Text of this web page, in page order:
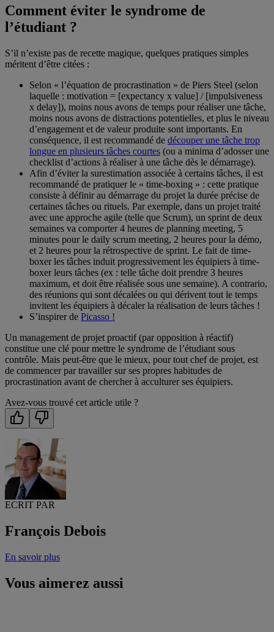
Comment éviter le syndrome de
l’étudiant ?
S’il n’existe pas de recette magique, quelques pratiques simples
méritent d’être citées :
Selon « l’équation de procrastination » de Piers Steel (selon
laquelle : motivation = [expectancy x value] / [impulsiveness
x delay]), moins nous avons de temps pour réaliser une tâche,
moins nous avons de distractions potentielles, et plus le niveau
d’engagement et de valeur produite sont importants. En
conséquence, il est recommandé de découper une tâche trop
longue en plusieurs tâches courtes (ou a minima d’adosser une
checklist d’actions à réaliser à une tâche dès le démarrage).
Afin d’éviter la surestimation associée à certains tâches, il est
recommandé de pratiquer le « time-boxing » : cette pratique
consiste à définir au démarrage du projet la durée précise de
certaines tâches ou rituels. Par exemple, dans un projet traité
avec une approche agile (telle que Scrum), un sprint de deux
semaines va comporter 4 heures de planning meeting, 5
minutes pour le daily scrum meeting, 2 heures pour la démo,
et 2 heures pour la rétrospective de sprint. Le fait de time-
boxer les tâches induit progressivement les équipiers à time-
boxer leurs tâches (ex : telle tâche doit prendre 3 heures
maximum, et doit être réalisée sous une semaine). A contrario,
des réunions qui sont décalées ou qui dérivent tout le temps
invitent les équipiers à décaler la réalisation de leurs tâches !
S’inspirer de Picasso !
Un management de projet proactif (par opposition à réactif)
constitue une clé pour mettre le syndrome de l’étudiant sous
contrôle. Mais peut-être que le mieux, pour tout chef de projet, est
de commencer par travailler sur ses propres habitudes de
procrastination avant de chercher à acculturer ses équipiers.
Avez-vous trouvé cet article utile ?
ECRIT PAR
François Debois
En savoir plus
Vous aimerez aussi